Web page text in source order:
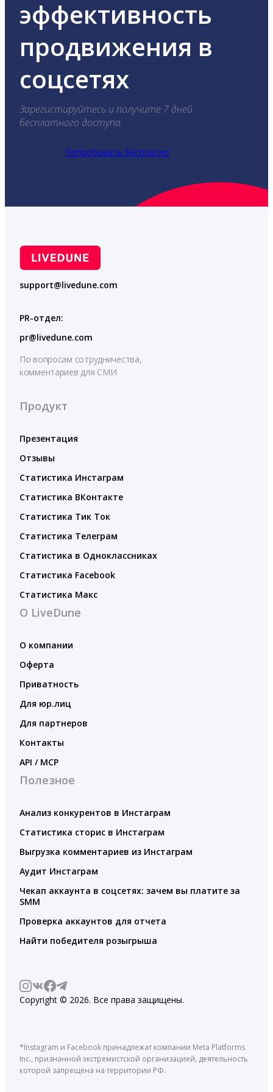
эффективность
продвижения в
соцсетях
Зарегистируйтесь и получите 7 дней
бесплатного доступа.
Попробовать бесплатно
support@livedune.com
PR-отдел:
pr@livedune.com
По вопросам сотрудничества,
комментариев для СМИ
Продукт
Презентация
Отзывы
Статистика Инстаграм
Статистика ВКонтакте
Статистика Тик Ток
Статистика Телеграм
Статистика в Одноклассниках
Статистика Facebook
Статистика Макс
О LiveDune
О компании
Оферта
Приватность
Для юр.лиц
Для партнеров
Контакты
API / MCP
Полезное
Анализ конкурентов в Инстаграм
Статистика сторис в Инстаграм
Выгрузка комментариев из Инстаграм
Аудит Инстаграм
Чекап аккаунта в соцсетях: зачем вы платите за
SMM
Проверка аккаунтов для отчета
Найти победителя розыгрыша
Copyright © 2026. Все права защищены.
*Instagram и Facebook принадлежат компании Meta Platforms
Inc., признанной экстремистской организацией, деятельность
которой запрещена на территории РФ.